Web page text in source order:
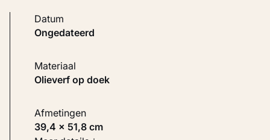
Datum
ongedateerd
Materiaal
Olieverf op doek
Afmetingen
39,4 × 51,8 cm